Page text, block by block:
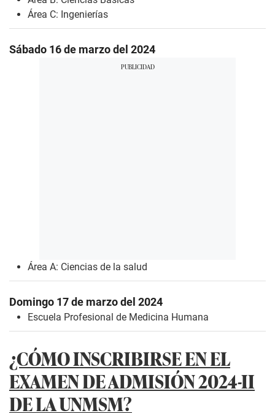
Área C: Ingenierías
Sábado 16 de marzo del 2024
Área A: Ciencias de la salud
Domingo 17 de marzo del 2024
Escuela Profesional de Medicina Humana
¿CÓMO INSCRIBIRSE EN EL
EXAMEN DE ADMISIÓN 2024-II
DE LA UNMSM?